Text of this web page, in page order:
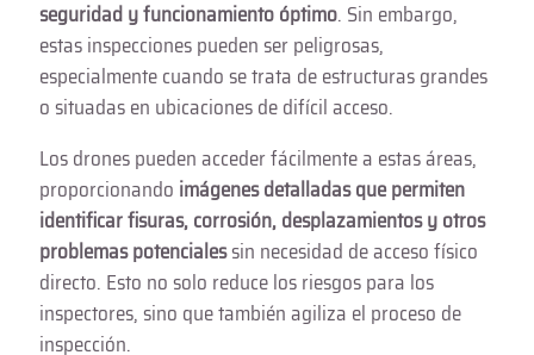
seguridad y funcionamiento óptimo. Sin embargo,
estas inspecciones pueden ser peligrosas,
especialmente cuando se trata de estructuras grandes
o situadas en ubicaciones de difícil acceso.
Los drones pueden acceder fácilmente a estas áreas,
proporcionando imágenes detalladas que permiten
identificar fisuras, corrosión, desplazamientos y otros
problemas potencialessin necesidad de acceso físico
directo. Esto no solo reduce los riesgos para los
inspectores, sino que también agiliza el proceso de
inspección.